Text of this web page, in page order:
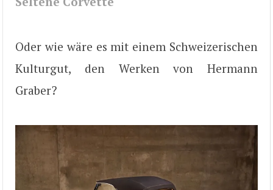
Oder wie wäre es mit einem Schweizerischen
Kulturgut, den Werken von Hermann
Graber?